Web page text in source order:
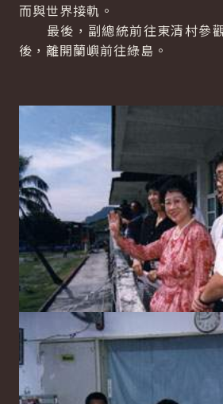
而與世界接軌。
最後，副總統前往東清村參
後，離開蘭嶼前往綠島。